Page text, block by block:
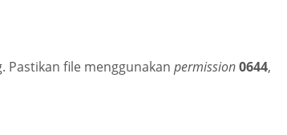
Pastikan file menggunakan permission0644,